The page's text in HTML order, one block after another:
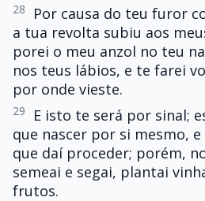
28
Por causa do teu furor
a tua revolta subiu aos
porei o meu anzol no teu
nos teus lábios, e te farei
por onde vieste.
29
E isto te será por sinal;
que nascer por si mesmo,
que daí proceder; porém,
semeai e segai, plantai
frutos.